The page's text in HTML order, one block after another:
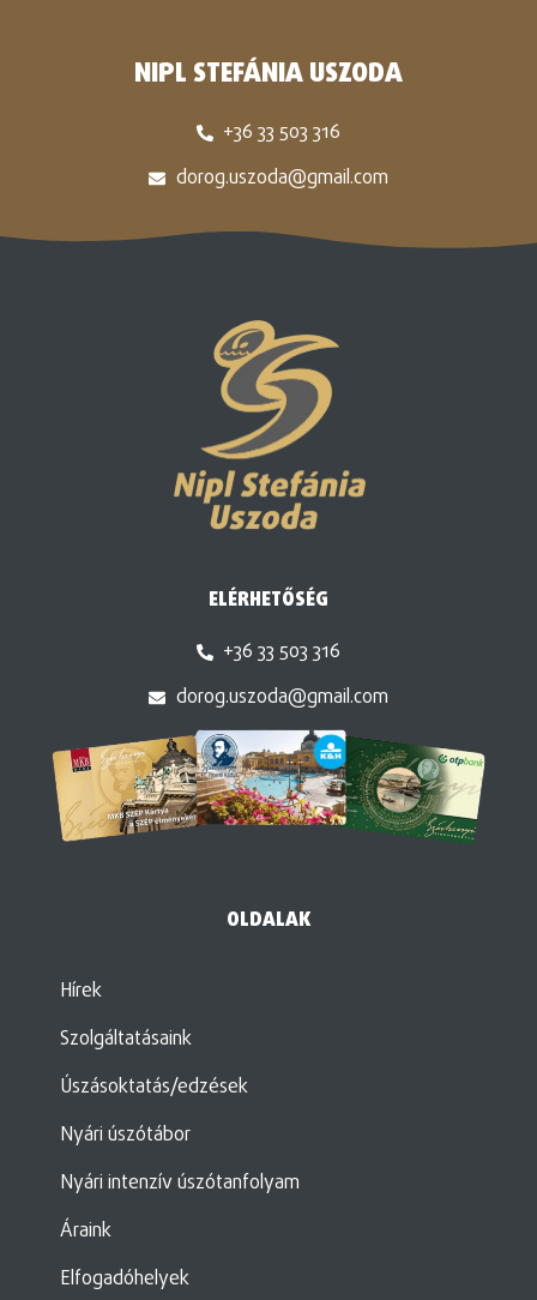
NIPL STEFÁNIA USZODA
+36 33 503 316
dorog.uszoda@gmail.com
ELÉRHETŐSÉG
+36 33 503 316
dorog.uszoda@gmail.com
OLDALAK
Hírek
Szolgáltatásaink
Úszásoktatás/edzések
Nyári úszótábor
Nyári intenzív úszótanfolyam
Áraink
Elfogadóhelyek